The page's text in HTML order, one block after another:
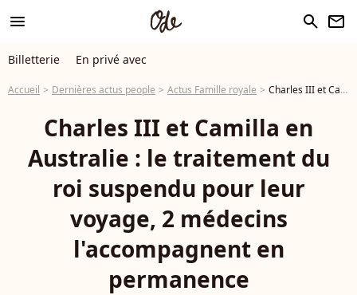
menu search newsletter
Billetterie En privé avec
Accueil Dernières actus people Actus Famille royale Charles III et Camilla en Australie : le traitement du roi suspendu pour leur voyage, 2 médecins l'accompagnent en permanence
Charles III et Camilla en
Australie : le traitement du
roi suspendu pour leur
voyage, 2 médecins
l'accompagnent en
permanence